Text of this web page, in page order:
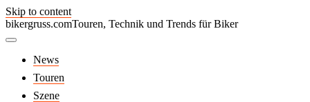
Skip to content
bikergruss.comTouren, Technik und Trends für Biker
News
Touren
Szene